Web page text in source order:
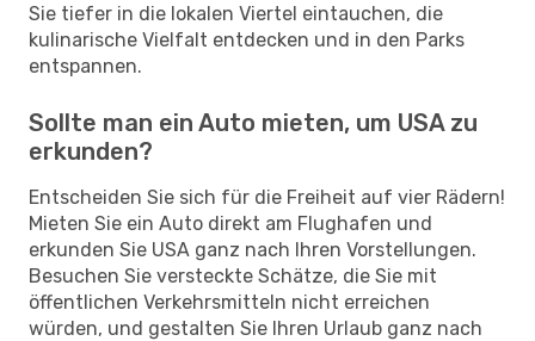
Sie tiefer in die lokalen Viertel eintauchen, die
kulinarische Vielfalt entdecken und in den Parks
entspannen.
Sollte man ein Auto mieten, um USA zu
erkunden?
Entscheiden Sie sich für die Freiheit auf vier Rädern!
Mieten Sie ein Auto direkt am Flughafen und
erkunden Sie USA ganz nach Ihren Vorstellungen.
Besuchen Sie versteckte Schätze, die Sie mit
öffentlichen Verkehrsmitteln nicht erreichen
würden, und gestalten Sie Ihren Urlaub ganz nach